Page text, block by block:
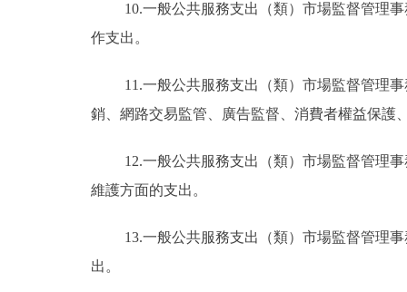
10.一般公共服務支出（類）市場監督管理
作支出。
11.一般公共服務支出（類）市場監督管理
銷、網路交易監管、廣告監督、消費者權益保護
12.一般公共服務支出（類）市場監督管理
維護方面的支出。
13.一般公共服務支出（類）市場監督管理
出。